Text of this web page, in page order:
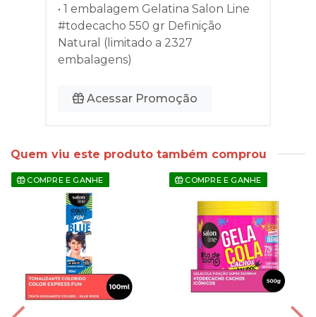
• 1 embalagem Gelatina Salon Line
#todecacho 550 gr Definição
Natural (limitado a 2327
embalagens)
Acessar Promoção
Quem viu este produto também comprou
COMPRE E GANHE COMPRE E GANHE